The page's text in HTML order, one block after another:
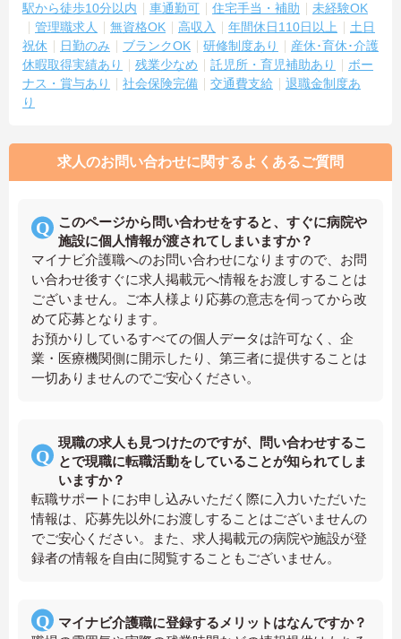
駅から徒歩10分以内 車通勤可 住宅手当・補助
未経験OK
管理職求人
無資格OK 高収入 年間休日110日以上
土日
祝休
日勤のみ ブランクOK 研修制度あり
産休･育休･介護
休暇取得実績あり
残業少なめ 託児所・育児補助あり
ボー
ナス・賞与あり
社会保険完備 交通費支給
退職金制度あ
り
求人のお問い合わせに関するよくあるご質問
このページから問い合わせをすると、すぐに病院や
施設に個人情報が渡されてしまいますか？
マイナビ介護職へのお問い合わせになりますので、お問
い合わせ後すぐに求人掲載元へ情報をお渡しすることは
ございません。ご本人様より応募の意志を伺ってから改
めて応募となります。
お預かりしているすべての個人データは許可なく、企
業・医療機関側に開示したり、第三者に提供することは
一切ありませんのでご安心ください。
現職の求人も見つけたのですが、問い合わせするこ
とで現職に転職活動をしていることが知られてしま
いますか？
転職サポートにお申し込みいただく際に入力いただいた
情報は、応募先以外にお渡しすることはございませんの
でご安心ください。また、求人掲載元の病院や施設が登
録者の情報を自由に閲覧することもございません。
マイナビ介護職に登録するメリットはなんですか？